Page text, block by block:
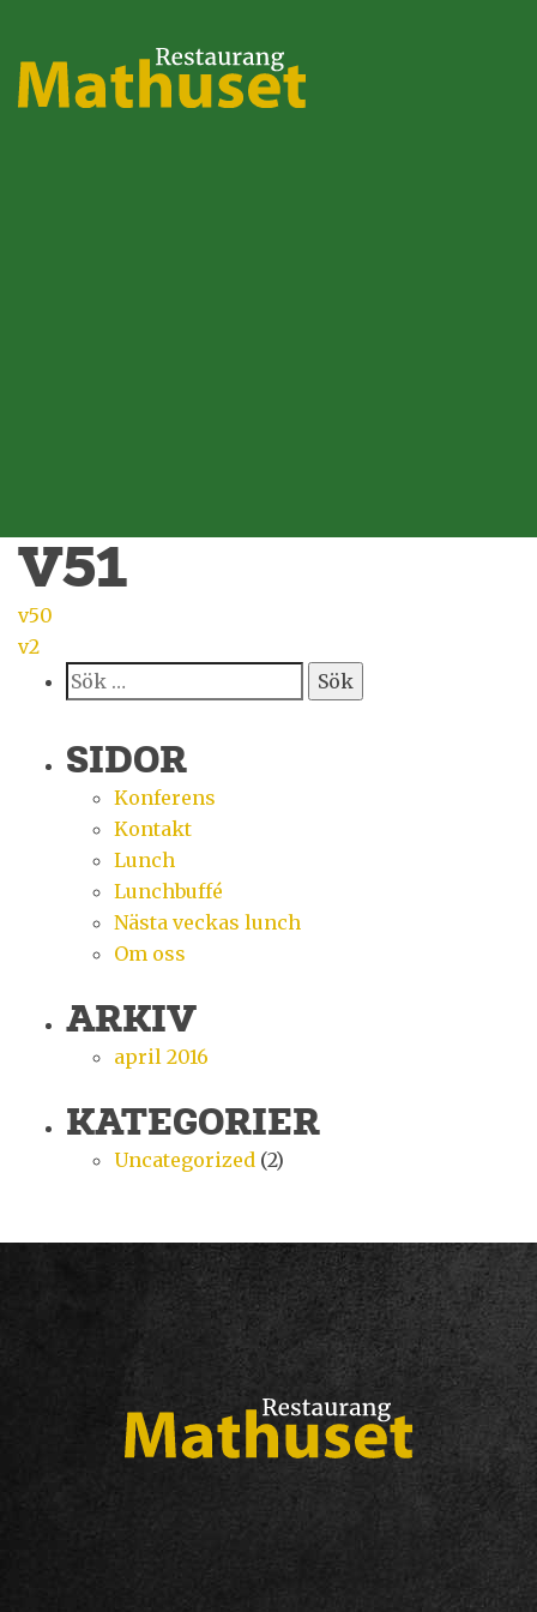
V51
INLÄGGSNAVIGERING
v50
v2
Sök
efter:
SIDOR
Konferens
Kontakt
Lunch
Lunchbuffé
Nästa veckas lunch
Om oss
ARKIV
april 2016
KATEGORIER
Uncategorized (2)